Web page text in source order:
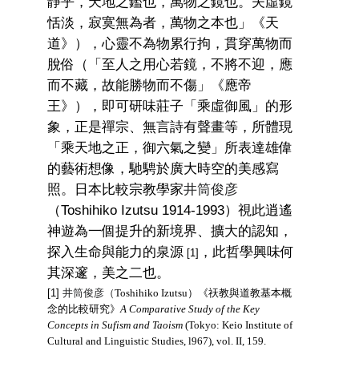
恬淡，寂寞無為者，萬物之本也」《天
道》 ）
，心靈不為物累行拘，貫穿萬物而
脫俗 （ 「至人之用心若鏡，不將不迎，應
而不藏，故能勝物而不傷」《應帝
王》），即可研味莊子「乘虛御風」的形
象，正是禪宗、無言詩有聲畫等，所體現
「乘天地之正，御六氣之變」所表達雄偉
的藝術想像，馳騁於廣大時空的美感寫
照。日本比較宗教學家井筒俊彦
（Toshihiko Izutsu 1914-1993） 視此逍遙
神遊為一個提升的新境界、擴大的認知，
探入生命與能力的泉源[1] ，此哲學興味何
其深邃，美之二也。
[1] 井筒俊彦（Toshihiko Izutsu）
《祆教與道教基本概
念的比較研究》A Comparative Study of the Key
Concepts in Sufism and Taoism (Tokyo: Keio Institute of
Cultural and Linguistic Studies, l967), vol. II, 159.